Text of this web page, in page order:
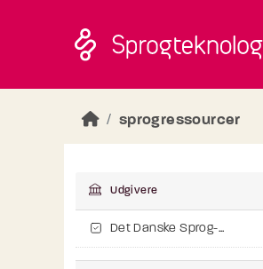
sprogressourcer
Udgivere
Det Danske Sprog-...